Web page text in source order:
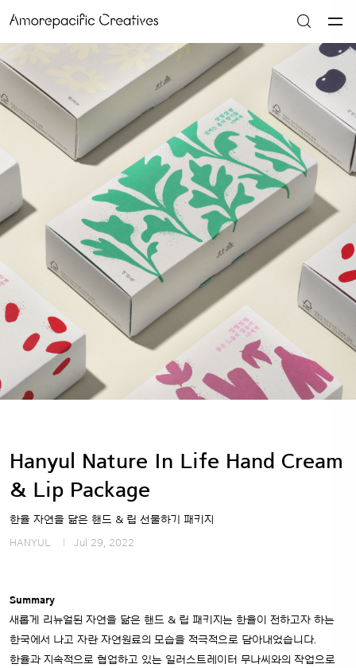
Hanyul Nature In Life Hand Cream
& Lip Package
한율 자연을 닮은 핸드 & 립 선물하기 패키지
HANYUL Jul 29, 2022
Summary
새롭게 리뉴얼된 자연을 닮은 핸드 & 립 패키지는 한율이 전하고자 하는
한국에서 나고 자란 자연원료의 모습을 적극적으로 담아내었습니다.
한율과 지속적으로 협업하고 있는 일러스트레이터 무나씨와의 작업으로